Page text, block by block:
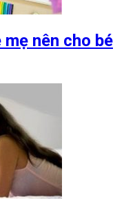
nên cho bé